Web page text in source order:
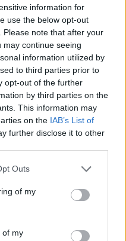
information for
use the below opt-out
note that after your
continue seeing
information utilized by
to third parties prior to
opt-out of the further
by third parties on the
This information may
on the IAB’s List of
further disclose it to other
Outs
of my
of my